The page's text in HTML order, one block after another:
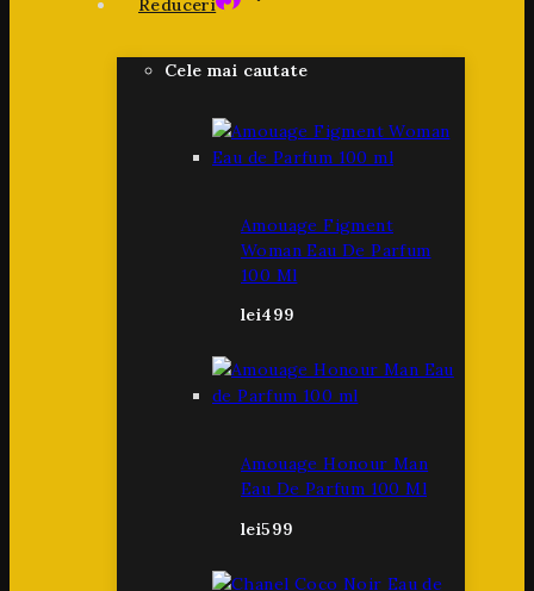
Reduceri
Cele mai cautate
Amouage Figment
Woman Eau De Parfum
100 Ml
lei499
Amouage Honour Man
Eau De Parfum 100 Ml
lei599